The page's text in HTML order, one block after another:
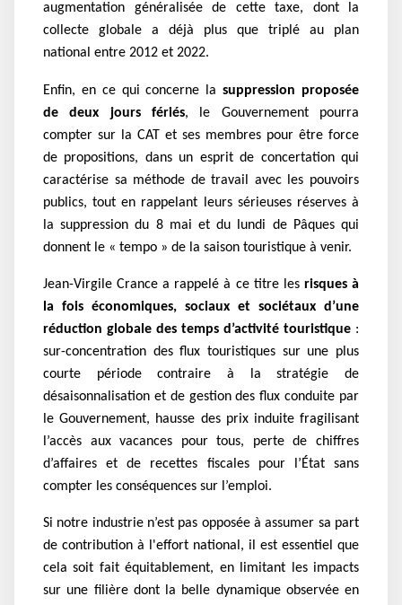
augmentation généralisée de cette taxe, dont la
collecte globale a déjà plus que triplé au plan
national entre 2012 et 2022.
Enfin, en ce qui concerne lasuppression proposée
de deux jours fériés, le Gouvernement pourra
compter sur la CAT et ses membres pour être force
de propositions, dans un esprit de concertation qui
caractérise sa méthode de travail avec les pouvoirs
publics, tout en rappelant leurs sérieuses réserves à
la suppression du 8 mai et du lundi de Pâques qui
donnent le « tempo » de la saison touristique à venir.
Jean-Virgile Crance a rappelé à ce titre les risques à
la fois économiques, sociaux et sociétaux d’une
réduction globale des temps d’activité touristique :
sur-concentration des flux touristiques sur une plus
courte période contraire à la stratégie de
désaisonnalisation et de gestion des flux conduite par
le Gouvernement, hausse des prix induite fragilisant
l’accès aux vacances pour tous, perte de chiffres
d’affaires et de recettes fiscales pour l’État sans
compter les conséquences sur l’emploi.
Si notre industrie n’est pas opposée à assumer sa part
de contribution à l'effort national, il est essentiel que
cela soit fait équitablement, en limitant les impacts
sur une filière dont la belle dynamique observée en